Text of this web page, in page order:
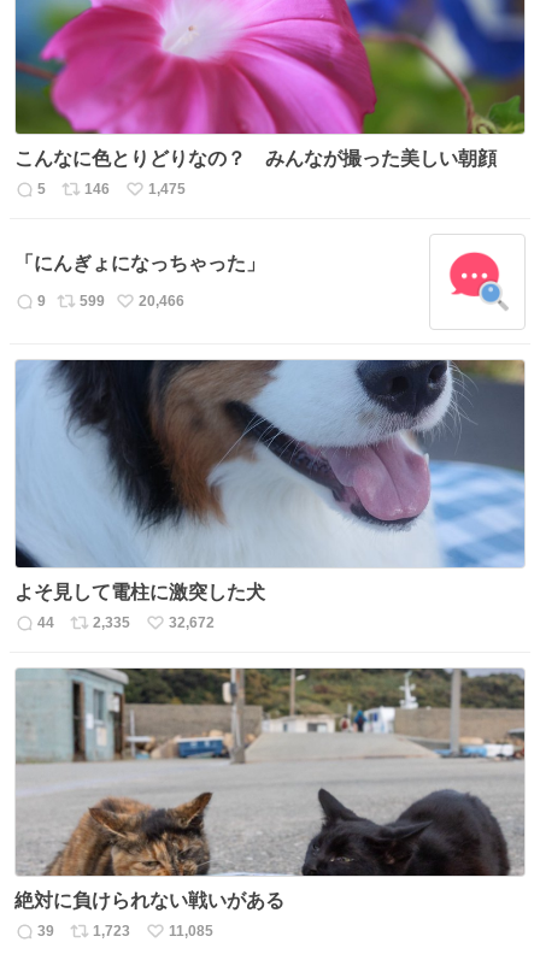
こんなに色とりどりなの？ みんなが撮った美しい朝顔
返
数
5
リ
ス
ト
数
146
い
ね
数
1,475
「にんぎょになっちゃった」
返
数
9
リ
ス
ト
数
599
い
ね
20,466
よそ見して電柱に激突した犬
返
数
44
リ
ス
ト
数
2,335
い
ね
数
32,672
絶対に負けられない戦いがある
返
39
リ
1,723
い
11,085